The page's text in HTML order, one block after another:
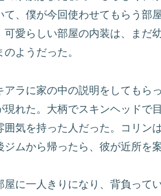
て、僕が今回使わせてもらう部
可愛らしい部屋の内装は、まだ
のようだった。
ラに家の中の説明をしてもら
現れた。大柄でスキンヘッドで
囲気を持った人だった。コリン
ジムから帰ったら、彼が近所を
に一人きりになり、背負って